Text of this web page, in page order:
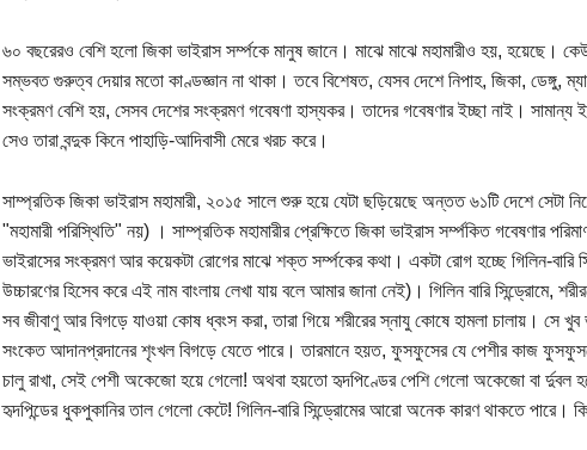
৬০ বছরেরও বেশি হলো জিকা ভাইরাস সর্ম্পকে মানুষ জানে। মাঝে মাঝে মহামারীও হয়, হয়েছে।
সম্ভবত গুরুত্ব দেয়ার মতো কাণ্ডজ্ঞান না থাকা। তবে বিশেষত, যেসব দেশে নিপাহ, জিকা, ডেঙ্গু,
সংক্রমণ বেশি হয়, সেসব দেশের সংক্রমণ গবেষণা হাস্যকর। তাদের গবেষণার ইচ্ছা নাই। সামান্য
সেও তারা বন্দুক কিনে পাহাড়ি-আদিবাসী মেরে খরচ করে।
সাম্প্রতিক জিকা ভাইরাস মহামারী, ২০১৫ সালে শুরু হয়ে যেটা ছড়িয়েছে অন্তত ৬১টি দেশে সেটা
"মহামারী পরিস্থিতি" নয়) । সাম্প্রতিক মহামারীর প্রেক্ষিতে জিকা ভাইরাস সর্ম্পকিত গবেষণার
ভাইরাসের সংক্রমণ আর কয়েকটা রোগের মাঝে শক্ত সর্ম্পকের কথা। একটা রোগ হচ্ছে গিলিন-
উচ্চারণের হিসেব করে এই নাম বাংলায় লেখা যায় বলে আমার জানা নেই)। গিলিন বারি সিন্ড্রোমে,
সব জীবাণু আর বিগড়ে যাওয়া কোষ ধ্বংস করা, তারা গিয়ে শরীরের স্নাযু কোষে হামলা চালায়। সে
সংকেত আদানপ্রদানের শৃংখল বিগড়ে যেতে পারে। তারমানে হয়ত, ফুসফুসের যে পেশীর কাজ
চালু রাখা, সেই পেশী অকেজো হয়ে গেলো! অথবা হয়তো হৃদপিণ্ডের পেশি গেলো অকেজো বা র্দুবল
হৃদপিন্ডের ধুকপুকানির তাল গেলো কেটে! গিলিন-বারি সিন্ড্রোমের আরো অনেক কারণ থাকতে